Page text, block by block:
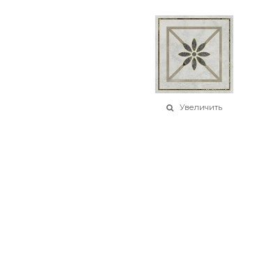
Увеличить